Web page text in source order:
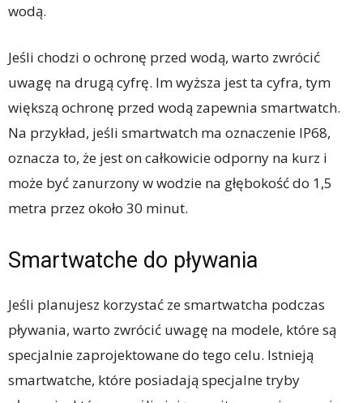
wodą.
Jeśli chodzi o ochronę przed wodą, warto zwrócić
uwagę na drugą cyfrę. Im wyższa jest ta cyfra, tym
większą ochronę przed wodą zapewnia smartwatch.
Na przykład, jeśli smartwatch ma oznaczenie IP68,
oznacza to, że jest on całkowicie odporny na kurz i
może być zanurzony w wodzie na głębokość do 1,5
metra przez około 30 minut.
Smartwatche do pływania
Jeśli planujesz korzystać ze smartwatcha podczas
pływania, warto zwrócić uwagę na modele, które są
specjalnie zaprojektowane do tego celu. Istnieją
smartwatche, które posiadają specjalne tryby